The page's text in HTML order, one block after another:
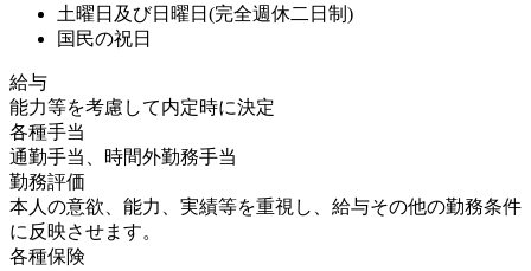
土曜日及び日曜日(完全週休二日制)
国民の祝日
給与
能力等を考慮して内定時に決定
各種手当
通勤手当、時間外勤務手当
勤務評価
本人の意欲、能力、実績等を重視し、給与その他の勤務条件
に反映させます。
各種保険